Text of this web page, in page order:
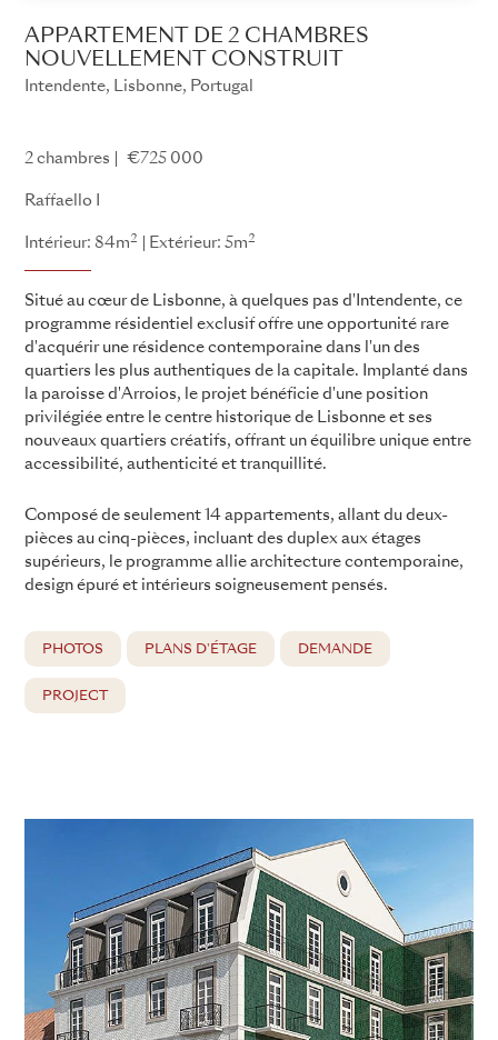
APPARTEMENT DE 2 CHAMBRES
NOUVELLEMENT CONSTRUIT
Intendente, Lisbonne, Portugal
2 chambres €725 000
Raffaello I
Intérieur: 84m2 Extérieur: 5m2
Situé au cœur de Lisbonne, à quelques pas d'Intendente, ce
programme résidentiel exclusif offre une opportunité rare
d'acquérir une résidence contemporaine dans l'un des
quartiers les plus authentiques de la capitale. Implanté dans
la paroisse d'Arroios, le projet bénéficie d'une position
privilégiée entre le centre historique de Lisbonne et ses
nouveaux quartiers créatifs, offrant un équilibre unique entre
accessibilité, authenticité et tranquillité.
Composé de seulement 14 appartements, allant du deux-
pièces au cinq-pièces, incluant des duplex aux étages
supérieurs, le programme allie architecture contemporaine,
design épuré et intérieurs soigneusement pensés.
PHOTOS PLANS D'ÉTAGE DEMANDE
PROJECT